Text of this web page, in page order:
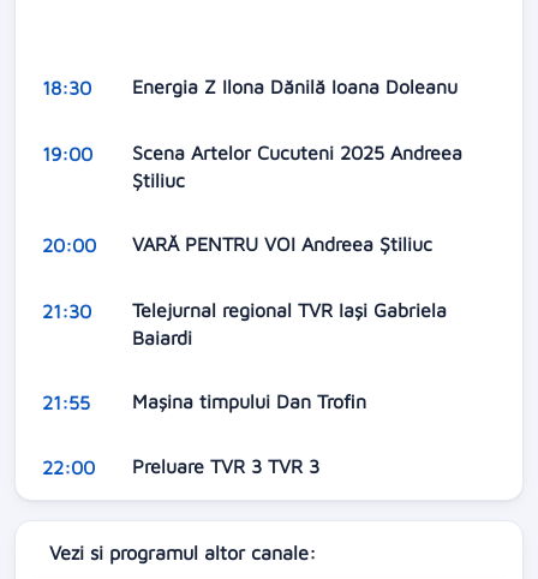
18:30 Energia Z Ilona Dănilă Ioana Doleanu
19:00
Scena Artelor Cucuteni 2025 Andreea
Știliuc
20:00 VARĂ PENTRU VOI Andreea Știliuc
21:30
Telejurnal regional TVR Iași Gabriela
Baiardi
21:55 Mașina timpului Dan Trofin
22:00 Preluare TVR 3 TVR 3
Vezi si programul altor canale: